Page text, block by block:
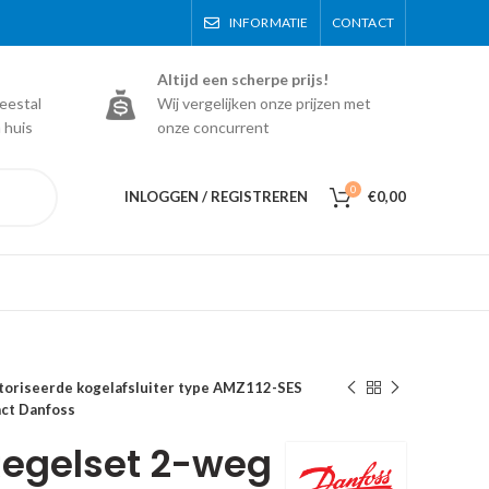
INFORMATIE CONTACT
huis
Altijd een scherpe prijs!
Wij vergelijken onze prijzen met
onze concurrent
INLOGGEN / REGISTREREN 0 €0,00
kogelafsluiter type AMZ112-SES
Danfoss
2-weg